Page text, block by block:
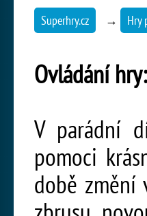
Superhry.cz → Hry
Ovládání hry:
V parádní
pomoci
době změní